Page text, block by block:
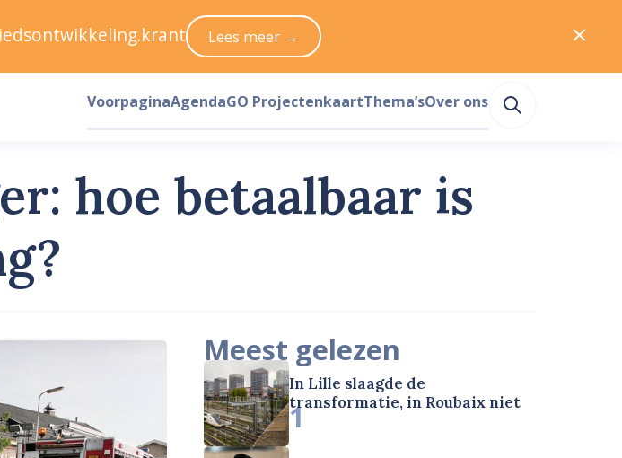
hoe betaalbaar is
Meest gelezen
In Lille slaagde de
transformatie, in Roubaix niet
1
Lees meer →
VoorpaginaAgendaGO ProjectenkaartThema’sOver ons